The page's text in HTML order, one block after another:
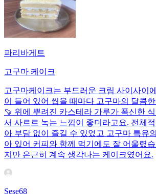
파리바게트
고구마 케이크
고구마케이크는 부드러운 크림 사이사이
이 들어 있어 씹을 때마다 고구마의 달콤
🍠 위에 뿌려진 카스테라 가루가 폭신한
서 사르르 녹는 느낌이 좋더라고요. 전체
아 부담 없이 즐길 수 있었고 고구마 특유
아 있어 커피와 함께 먹기에도 잘 어울렸
지만 은근히 계속 생각나는 케이크였어요.
Sese68